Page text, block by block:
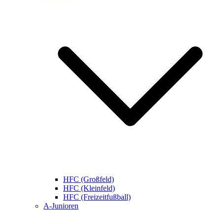
HFC (Großfeld)
HFC (Kleinfeld)
HFC (Freizeitfußball)
A-Junioren